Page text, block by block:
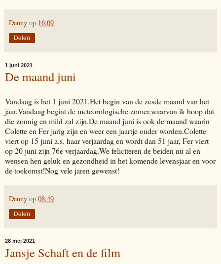
Danny op 16:09
Delen
1 juni 2021
De maand juni
Vandaag is het 1 juni 2021.Het begin van de zesde maand van het
jaar.Vandaag begint de meteorologische zomer,waarvan ik hoop dat
die zonnig en mild zal zijn.De maand juni is ook de maand waarin
Colette en Fer jarig zijn en weer een jaartje ouder worden.Colette
viert op 15 juni a.s. haar verjaardag en wordt dan 51 jaar, Fer viert
op 20 juni zijn 76e verjaardag.We feliciteren de beiden nu al en
wensen hen geluk en gezondheid in het komende levensjaar en voor
de toekomst!Nog vele jaren gewenst!
Danny op 08:49
Delen
28 mei 2021
Jansje Schaft en de film